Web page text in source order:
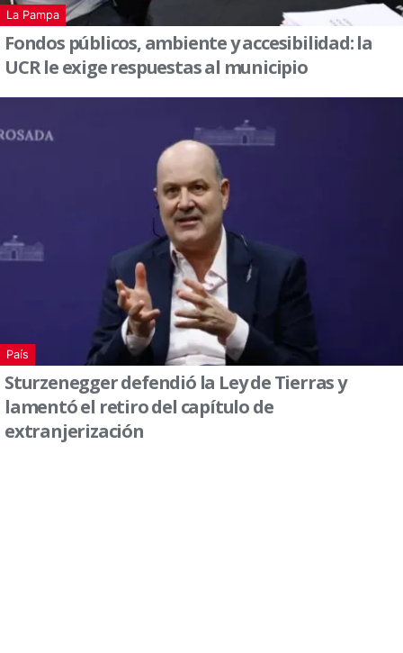
La Pampa
Fondos públicos, ambiente y accesibilidad: la
UCR le exige respuestas al municipio
País
Sturzenegger defendió la Ley de Tierras y
lamentó el retiro del capítulo de
extranjerización